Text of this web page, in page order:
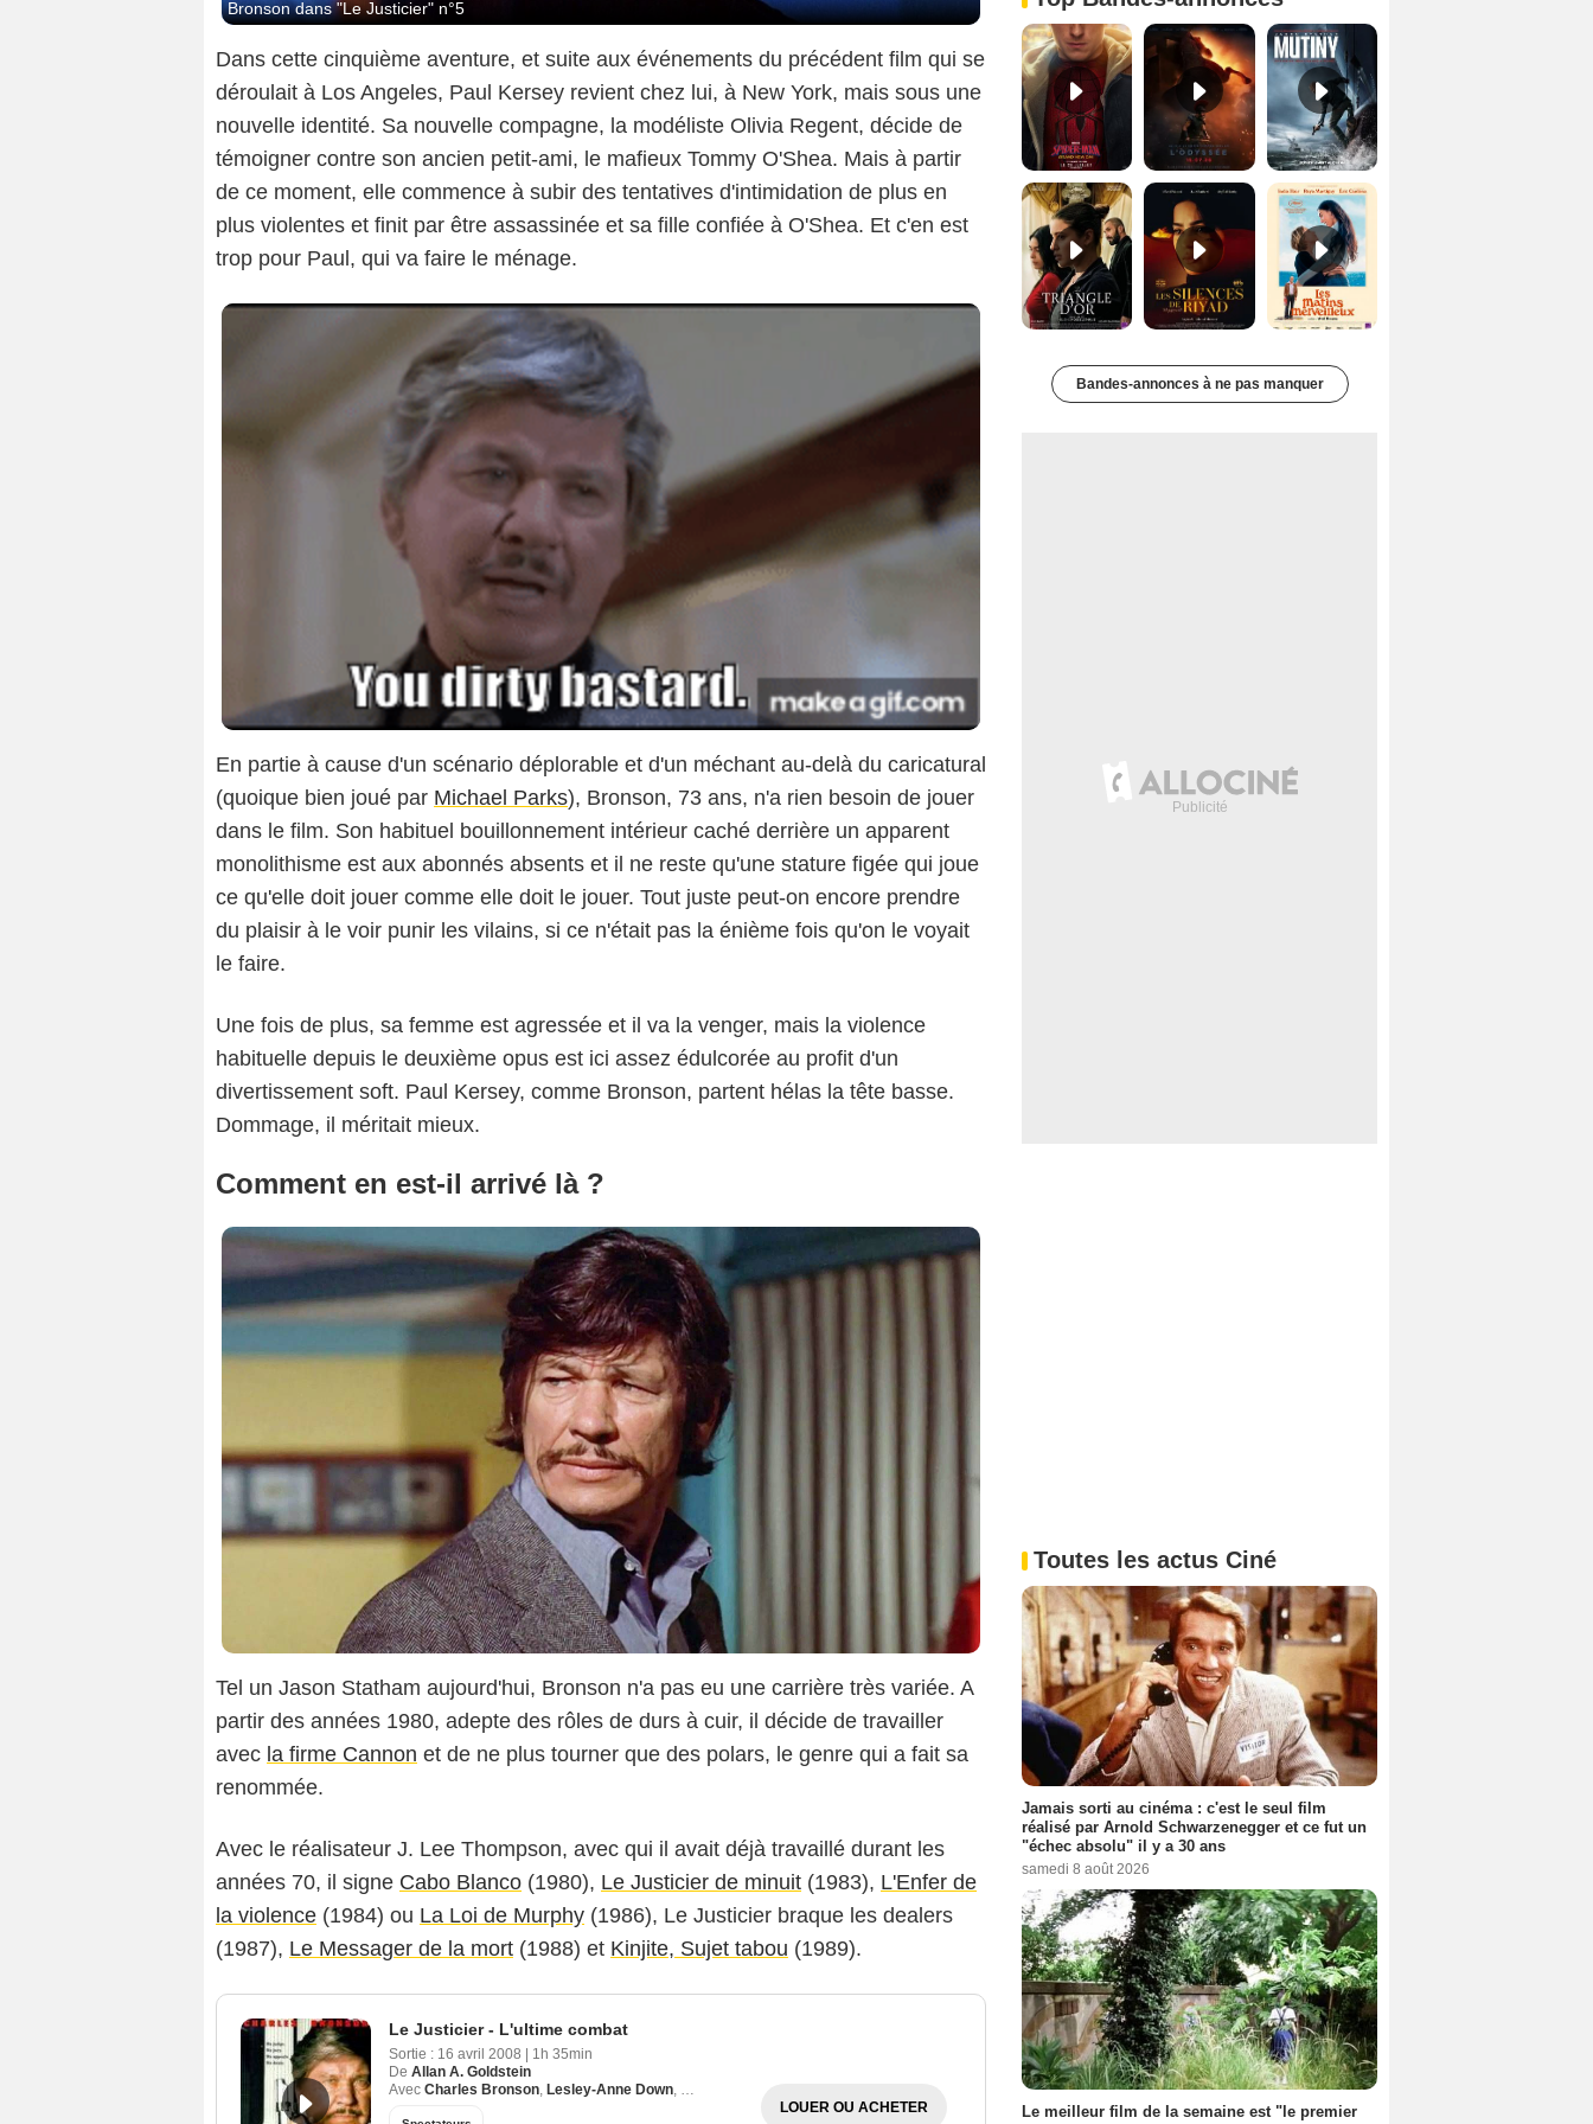
Bronson dans "Le Justicier" n°5
Dans cette cinquième aventure, et suite aux événements du précédent film qui se
déroulait à Los Angeles, Paul Kersey revient chez lui, à New York, mais sous une
nouvelle identité. Sa nouvelle compagne, la modéliste Olivia Regent, décide de
témoigner contre son ancien petit-ami, le mafieux Tommy O'Shea. Mais à partir
de ce moment, elle commence à subir des tentatives d'intimidation de plus en
plus violentes et finit par être assassinée et sa fille confiée à O'Shea. Et c'en est
trop pour Paul, qui va faire le ménage.
En partie à cause d'un scénario déplorable et d'un méchant au-delà du caricatural
(quoique bien joué par Michael Parks), Bronson, 73 ans, n'a rien besoin de jouer
dans le film. Son habituel bouillonnement intérieur caché derrière un apparent
monolithisme est aux abonnés absents et il ne reste qu'une stature figée qui joue
ce qu'elle doit jouer comme elle doit le jouer. Tout juste peut-on encore prendre
du plaisir à le voir punir les vilains, si ce n'était pas la énième fois qu'on le voyait
le faire.
Une fois de plus, sa femme est agressée et il va la venger, mais la violence
habituelle depuis le deuxième opus est ici assez édulcorée au profit d'un
divertissement soft. Paul Kersey, comme Bronson, partent hélas la tête basse.
Dommage, il méritait mieux.
Comment en est-il arrivé là ?
United Artists
Tel un Jason Statham aujourd'hui, Bronson n'a pas eu une carrière très variée. A
partir des années 1980, adepte des rôles de durs à cuir, il décide de travailler
avec la firme Cannon et de ne plus tourner que des polars, le genre qui a fait sa
renommée.
Avec le réalisateur J. Lee Thompson, avec qui il avait déjà travaillé durant les
années 70, il signe Cabo Blanco (1980), Le Justicier de minuit (1983), L'Enfer de
la violence (1984) ou La Loi de Murphy (1986), Le Justicier braque les dealers
(1987), Le Messager de la mort (1988) et Kinjite, Sujet tabou (1989).
Le Justicier - L'ultime combat
Sortie : 16 avril 2008
1h 35min
De Allan A. Goldstein
Avec Charles Bronson, Lesley-Anne Down, Michael Parks
LOUER OU ACHETER
Spider-Man: Brand New Day Bande-annonce VO STFR L'Odyssée Bande-annonce VO STFR
Les Silences de Riyad Bande-annonce VO STFR Les Matins merveilleux Bande-annonce VF
Bandes-annonces à ne pas manquer
Toutes les actus Ciné
Jamais sorti au cinéma : c'est le seul film
réalisé par Arnold Schwarzenegger et ce fut un
"échec absolu" il y a 30 ans
samedi 8 août 2026
Le meilleur film de la semaine est "le premier